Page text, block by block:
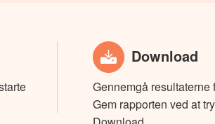
Download
Gennemgå
Gem rapporten ved at